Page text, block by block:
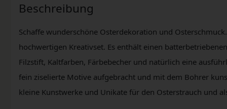
Beschreibung
Schaffe wunderschöne Osterdekoration und
hochwertigen Kreativset. Es enthält einen
Filzstift, Kaltfarben, Färbebecher und natürlich eine
fein ziselierte Motive aufgebracht und mit dem Bohrer
kleine Kunstwerke und Unikate für den Osterstrauch und